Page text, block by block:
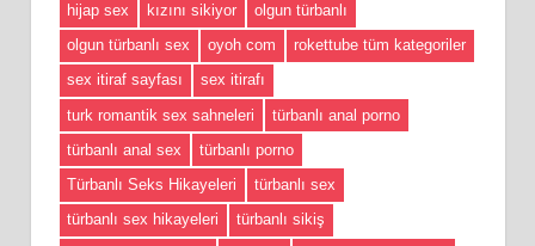
hijap sex
kızını sikiyor
olgun türbanlı
olgun türbanlı sex
oyoh com
rokettube tüm kategoriler
sex itiraf sayfası
sex itirafı
turk romantik sex sahneleri
türbanlı anal porno
türbanlı anal sex
türbanlı porno
Türbanlı Seks Hikayeleri
türbanlı sex
türbanlı sex hikayeleri
türbanlı sikiş